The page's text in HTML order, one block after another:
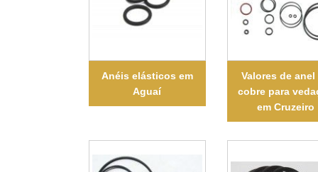
Anéis elásticos em
Aguaí
Valores de anel
cobre para
em Cruzeiro